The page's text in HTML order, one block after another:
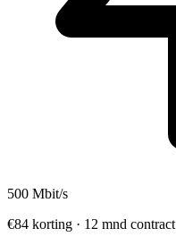
500 Mbit/s
€84 korting · 12 mnd contract